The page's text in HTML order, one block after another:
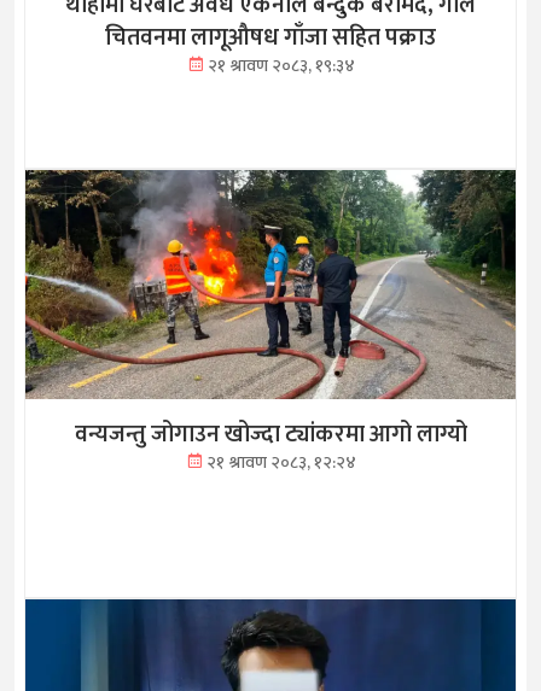
चितवनमा लागूऔषध गाँजा सहित पक्राउ
२१ श्रावण २०८३, १९:३४
वन्यजन्तु जोगाउन खोज्दा ट्यांकरमा आगो लाग्यो
२१ श्रावण २०८३, १२:२४